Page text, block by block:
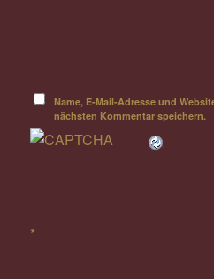
Name, E-Mail-Adresse und
nächsten Kommentar speichern.
*